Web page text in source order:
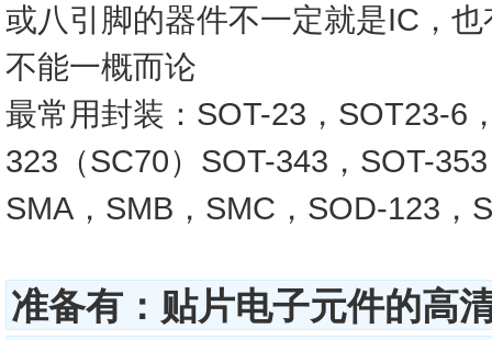
或八引脚的器件不一定就是IC，
不能一概而论
最常用封装：SOT-23，SOT23-6
323（SC70）SOT-343，SOT-
SMA，SMB，SMC，SOD-123，
准备有：贴片电子元件的高